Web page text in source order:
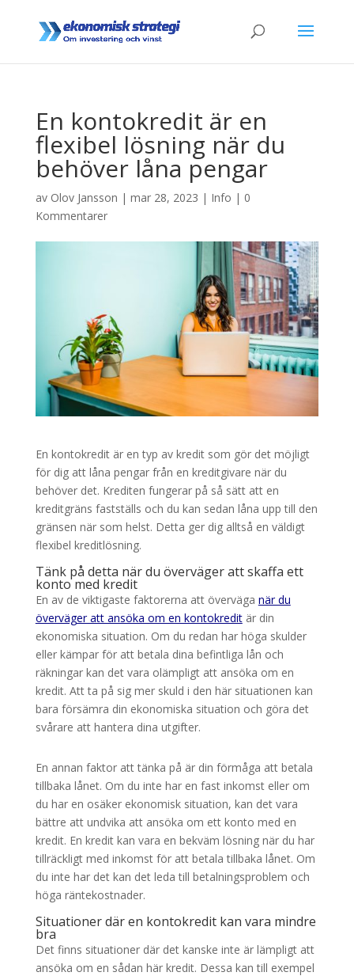
En kontokredit är en
flexibel lösning när du
behöver låna pengar
av Olov Jansson | mar 28, 2023 | Info | 0
Kommentarer
En kontokredit är en typ av kredit som gör det möjligt
för dig att låna pengar från en kreditgivare när du
behöver det. Krediten fungerar på så sätt att en
kreditgräns fastställs och du kan sedan låna upp till den
gränsen när som helst. Detta ger dig alltså en väldigt
flexibel kreditlösning.
Tänk på detta när du överväger att skaffa ett
konto med kredit
En av de viktigaste faktorerna att överväga när du
överväger att ansöka om en kontokreditär din
ekonomiska situation. Om du redan har höga skulder
eller kämpar för att betala dina befintliga lån och
räkningar kan det vara olämpligt att ansöka om en
kredit. Att ta på sig mer skuld i den här situationen kan
bara försämra din ekonomiska situation och göra det
svårare att hantera dina utgifter.
En annan faktor att tänka på är din förmåga att betala
tillbaka lånet. Om du inte har en fast inkomst eller om
du har en osäker ekonomisk situation, kan det vara
bättre att undvika att ansöka om ett konto med en
kredit. En kredit kan vara en bekväm lösning när du har
tillräckligt med inkomst för att betala tillbaka lånet. Om
du inte har det kan det leda till betalningsproblem och
höga räntekostnader.
Situationer där en kontokredit kan vara mindre
bra
Det finns situationer där det kanske inte är lämpligt att
ansöka om en sådan här kredit. Dessa kan till exempel